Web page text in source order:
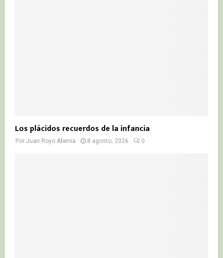
Los plácidos recuerdos de la infancia
Por Juan Royo Abenia 8 agosto, 2026 0